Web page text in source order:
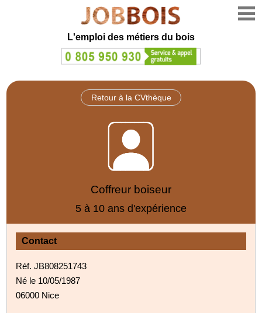
L'emploi des métiers du bois
Retour à la CVthèque
Coffreur boiseur
5 à 10 ans d'expérience
Contact
Réf. JB808251743
Né le 10/05/1987
06000 Nice